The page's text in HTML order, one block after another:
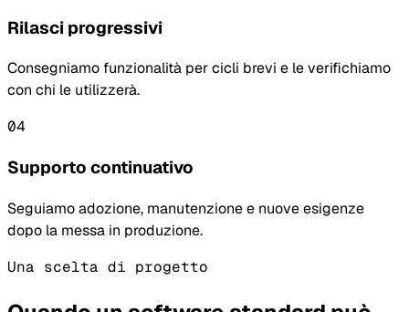
Rilasci progressivi
Consegniamo funzionalità per cicli brevi e le verifichiamo
con chi le utilizzerà.
04
Supporto continuativo
Seguiamo adozione, manutenzione e nuove esigenze
dopo la messa in produzione.
Una scelta di progetto